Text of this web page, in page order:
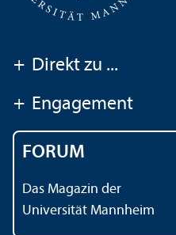
+ Direkt zu ...
+ Engagement
FORUM
Das Magazin der
Universität Mannheim